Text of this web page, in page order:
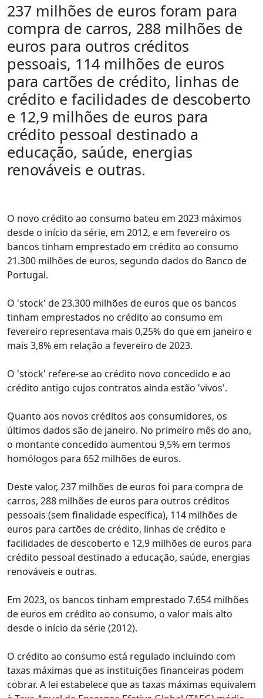
237 milhões de euros foram para
compra de carros, 288 milhões de
euros para outros créditos
pessoais, 114 milhões de euros
para cartões de crédito, linhas de
crédito e facilidades de descoberto
e 12,9 milhões de euros para
crédito pessoal destinado a
educação, saúde, energias
renováveis e outras.
O novo crédito ao consumo bateu em 2023 máximos
desde o início da série, em 2012, e em fevereiro os
bancos tinham emprestado em crédito ao consumo
21.300 milhões de euros, segundo dados do Banco de
Portugal.
O 'stock' de 23.300 milhões de euros que os bancos
tinham emprestados no crédito ao consumo em
fevereiro representava mais 0,25% do que em janeiro e
mais 3,8% em relação a fevereiro de 2023.
O 'stock' refere-se ao crédito novo concedido e ao
crédito antigo cujos contratos ainda estão 'vivos'.
Quanto aos novos créditos aos consumidores, os
últimos dados são de janeiro. No primeiro mês do ano,
o montante concedido aumentou 9,5% em termos
homólogos para 652 milhões de euros.
Deste valor, 237 milhões de euros foi para compra de
carros, 288 milhões de euros para outros créditos
pessoais (sem finalidade específica), 114 milhões de
euros para cartões de crédito, linhas de crédito e
facilidades de descoberto e 12,9 milhões de euros para
crédito pessoal destinado a educação, saúde, energias
renováveis e outras.
Em 2023, os bancos tinham emprestado 7.654 milhões
de euros em crédito ao consumo, o valor mais alto
desde o início da série (2012).
O crédito ao consumo está regulado incluindo com
taxas máximas que as instituições financeiras podem
cobrar. A lei estabelece que as taxas máximas equivalem